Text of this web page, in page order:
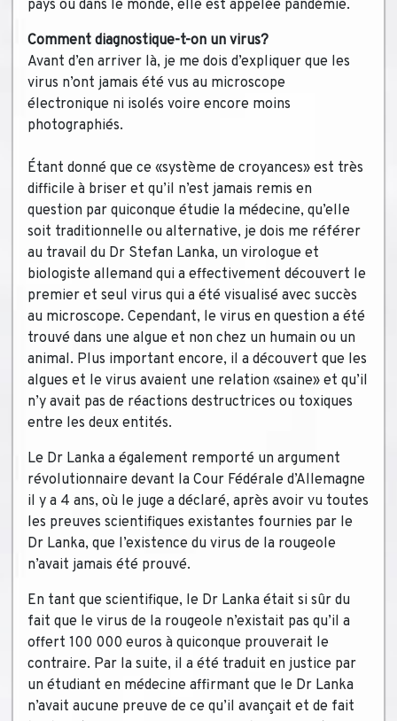
pays ou dans le monde, elle est appelée pandémie.
Comment diagnostique-t-on un virus?
Avant d’en arriver là, je me dois d’expliquer que les
virus n’ont jamais été vus au microscope
électronique ni isolés voire encore moins
photographiés.
Étant donné que ce «système de croyances» est très
difficile à briser et qu’il n’est jamais remis en
question par quiconque étudie la médecine, qu’elle
soit traditionnelle ou alternative, je dois me référer
au travail du Dr Stefan Lanka, un virologue et
biologiste allemand qui a effectivement découvert le
premier et seul virus qui a été visualisé avec succès
au microscope. Cependant, le virus en question a été
trouvé dans une algue et non chez un humain ou un
animal. Plus important encore, il a découvert que les
algues et le virus avaient une relation «saine» et qu’il
n’y avait pas de réactions destructrices ou toxiques
entre les deux entités.
Le Dr Lanka a également remporté un argument
révolutionnaire devant la Cour Fédérale d’Allemagne
il y a 4 ans, où le juge a déclaré, après avoir vu toutes
les preuves scientifiques existantes fournies par le
Dr Lanka, que l’existence du virus de la rougeole
n’avait jamais été prouvé.
En tant que scientifique, le Dr Lanka était si sûr du
fait que le virus de la rougeole n’existait pas qu’il a
offert 100 000 euros à quiconque prouverait le
contraire. Par la suite, il a été traduit en justice par
un étudiant en médecine affirmant que le Dr Lanka
n’avait aucune preuve de ce qu’il avançait et de fait